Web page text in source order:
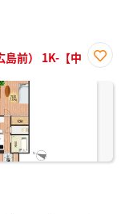
島前） 1K-【中
に入